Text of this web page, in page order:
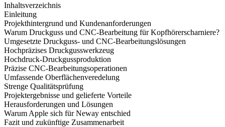
Inhaltsverzeichnis
Einleitung
Projekthintergrund und Kundenanforderungen
Warum Druckguss und CNC-Bearbeitung für Kopfhörerscharniere?
Umgesetzte Druckguss- und CNC-Bearbeitungslösungen
Hochpräzises Druckgusswerkzeug
Hochdruck-Druckgussproduktion
Präzise CNC-Bearbeitungsoperationen
Umfassende Oberflächenveredelung
Strenge Qualitätsprüfung
Projektergebnisse und gelieferte Vorteile
Herausforderungen und Lösungen
Warum Apple sich für Neway entschied
Fazit und zukünftige Zusammenarbeit